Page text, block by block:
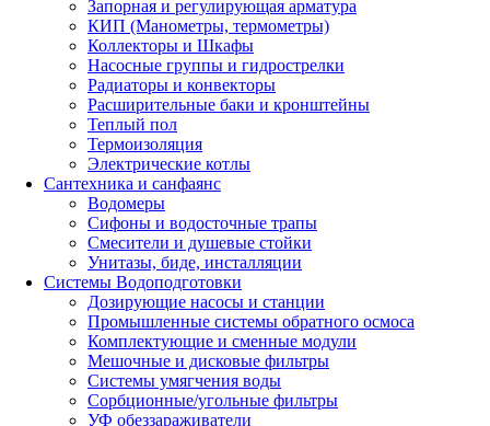
Запорная и регулирующая арматура
КИП (Манометры, термометры)
Коллекторы и Шкафы
Насосные группы и гидрострелки
Радиаторы и конвекторы
Расширительные баки и кронштейны
Теплый пол
Термоизоляция
Электрические котлы
Сантехника и санфаянс
Водомеры
Сифоны и водосточные трапы
Смесители и душевые стойки
Унитазы, биде, инсталляции
Системы Водоподготовки
Дозирующие насосы и станции
Промышленные системы обратного осмоса
Комплектующие и сменные модули
Мешочные и дисковые фильтры
Системы умягчения воды
Сорбционные/угольные фильтры
УФ обеззараживатели